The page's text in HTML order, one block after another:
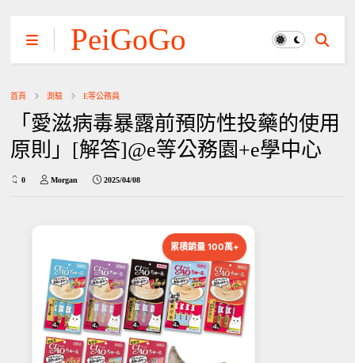
PeiGoGo
首頁 測驗 E等公務員
「愛滋病毒暴露前預防性投藥的使用
原則」[解答]@e等公務園+e學中心
0 Morgan 2025/04/08
累積銷量 100萬+